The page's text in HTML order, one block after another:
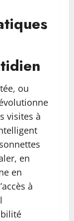
ou
visites à
en
en
à